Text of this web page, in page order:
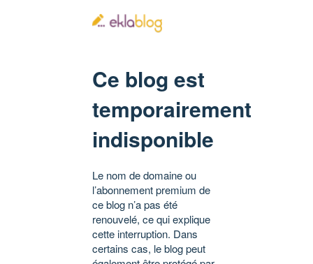
Ce blog est
temporairement
indisponible
Le nom de domaine ou
l’abonnement premium de
ce blog n’a pas été
renouvelé, ce qui explique
cette interruption. Dans
certains cas, le blog peut